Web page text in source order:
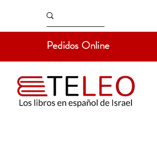
Pedidos Online